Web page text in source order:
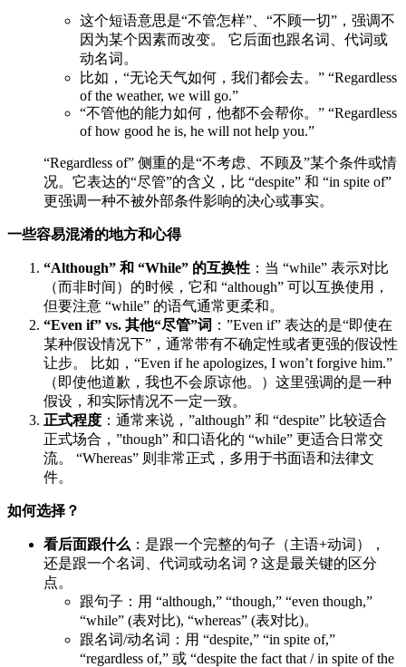
这个短语意思是“不管怎样”、“不顾一切”，强调不
因为某个因素而改变。 它后面也跟名词、代词或
动名词。
比如，“无论天气如何，我们都会去。” “Regardless
of the weather, we will go.”
“不管他的能力如何，他都不会帮你。” “Regardless
of how good he is, he will not help you.”
“Regardless of” 侧重的是“不考虑、不顾及”某个条件或情
况。它表达的“尽管”的含义，比 “despite” 和 “in spite of”
更强调一种不被外部条件影响的决心或事实。
一些容易混淆的地方和心得
“Although” 和 “While” 的互换性 ：当 “while” 表示对比
（而非时间）的时候，它和 “although” 可以互换使用，
但要注意 “while” 的语气通常更柔和。
“Even if” vs. 其他“尽管”词 ：”Even if” 表达的是“即使在
某种假设情况下”，通常带有不确定性或者更强的假设性
让步。 比如，“Even if he apologizes, I won’t forgive him.”
（即使他道歉，我也不会原谅他。）这里强调的是一种
假设，和实际情况不一定一致。
正式程度 ：通常来说，”although” 和 “despite” 比较适合
正式场合，”though” 和口语化的 “while” 更适合日常交
流。 “Whereas” 则非常正式，多用于书面语和法律文
件。
如何选择？
看后面跟什么 ：是跟一个完整的句子（主语+动词），
还是跟一个名词、代词或动名词？这是最关键的区分
点。
跟句子：用 “although,” “though,” “even though,”
“while” (表对比), “whereas” (表对比)。
跟名词/动名词：用 “despite,” “in spite of,”
“regardless of,” 或 “despite the fact that / in spite of the